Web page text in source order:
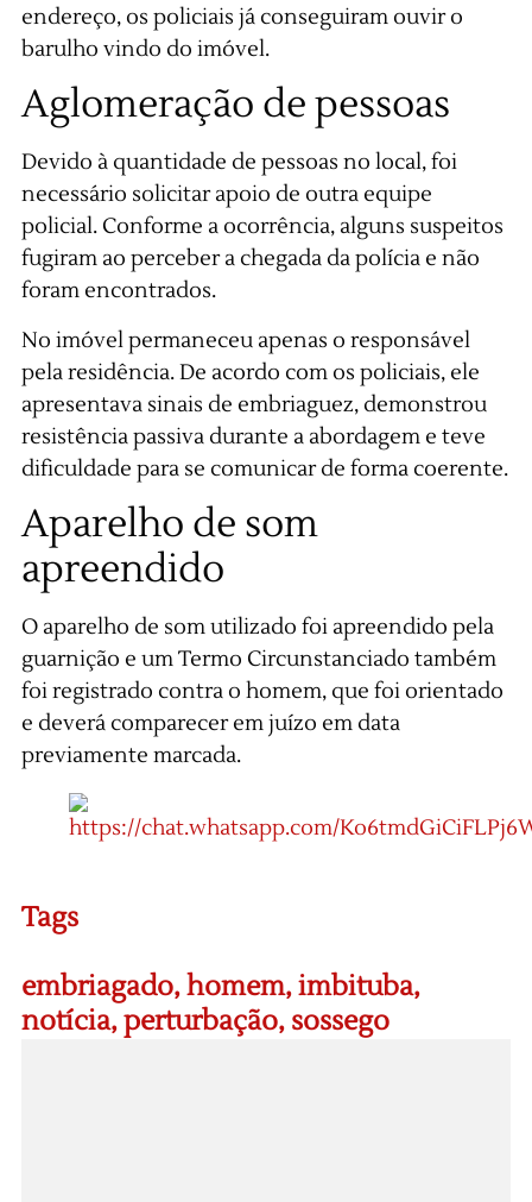
endereço, os policiais já conseguiram ouvir o
barulho vindo do imóvel.
Aglomeração de pessoas
Devido à quantidade de pessoas no local, foi
necessário solicitar apoio de outra equipe
policial. Conforme a ocorrência, alguns suspeitos
fugiram ao perceber a chegada da polícia e não
foram encontrados.
No imóvel permaneceu apenas o responsável
pela residência. De acordo com os policiais, ele
apresentava sinais de embriaguez, demonstrou
resistência passiva durante a abordagem e teve
dificuldade para se comunicar de forma coerente.
Aparelho de som
apreendido
O aparelho de som utilizado foi apreendido pela
guarnição e um Termo Circunstanciado também
foi registrado contra o homem, que foi orientado
e deverá comparecer em juízo em data
previamente marcada.
Tags
embriagado,homem,imbituba,
notícia,perturbação, sossego